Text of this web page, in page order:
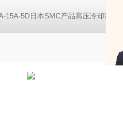
15A-5D日本SMC产品高压冷却液用阀